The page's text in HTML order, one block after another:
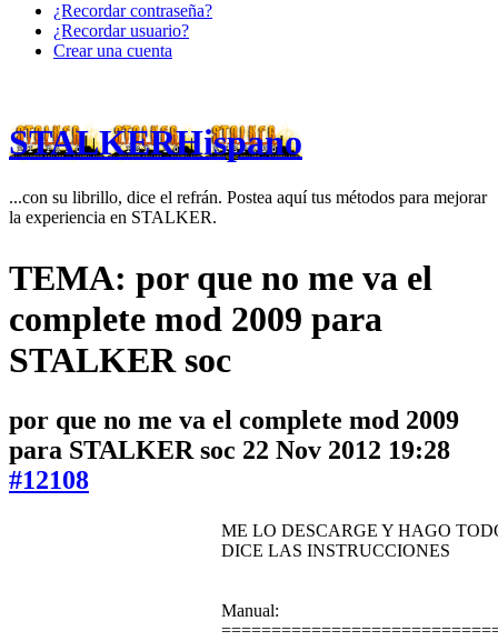
¿Recordar contraseña?
¿Recordar usuario?
Crear una cuenta
STALKERHispano
...con su librillo, dice el refrán. Postea aquí tus métodos para mejorar
la experiencia en STALKER.
TEMA: por que no me va el
complete mod 2009 para
STALKER soc
por que no me va el complete mod 2009
para STALKER soc 22 Nov 2012 19:28
#12108
ME LO DESCARGE Y HAGO
DICE LAS INSTRUCCIONES
Manual: